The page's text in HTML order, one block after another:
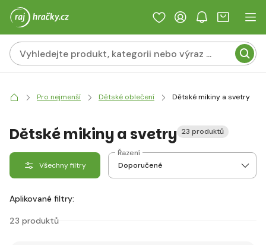
Pro nejmenší Dětské oblečení Dětské mikiny a svetry
Dětské mikiny a svetry 23 produktů
Všechny filtry
Řazení
Aplikované filtry:
23 produktů